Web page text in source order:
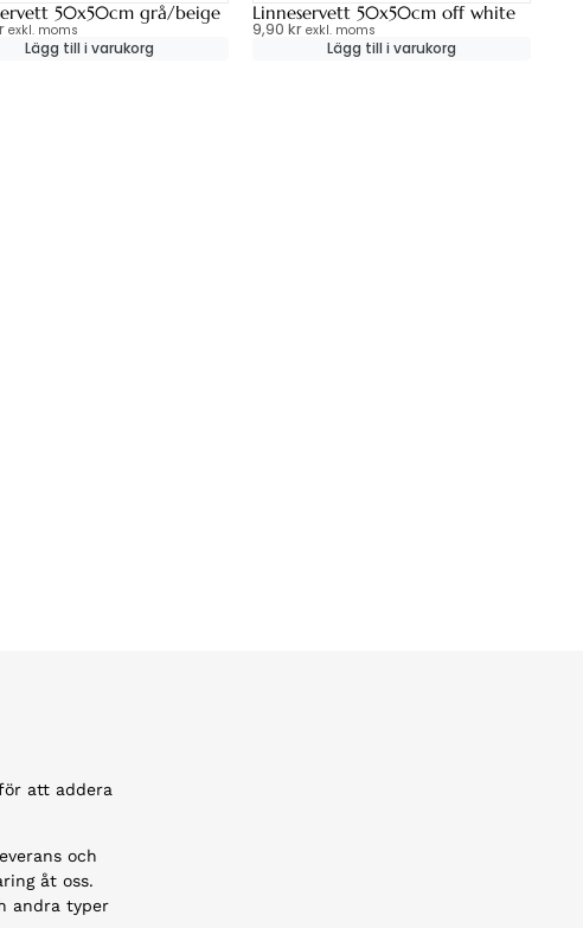
50x50cm grå/beige
exkl. moms
Lägg till i varukorg
Linneservett 50x50cm off white
9,90kr exkl. moms
Lägg till i varukorg
att addera
och
åt oss.
andra typer